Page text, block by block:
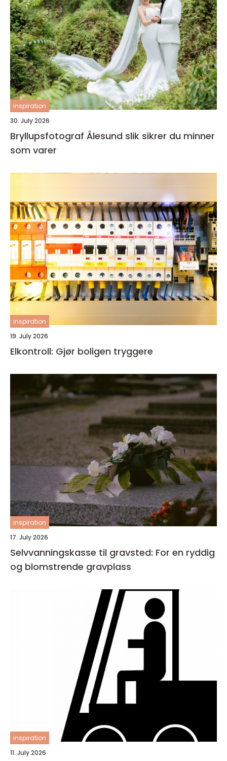
inspiration
30. July 2026
Bryllupsfotograf Ålesund slik sikrer du minner
som varer
inspiration
19. July 2026
Elkontroll: Gjør boligen tryggere
inspiration
17. July 2026
Selvvanningskasse til gravsted: For en ryddig
og blomstrende gravplass
inspiration
11. July 2026